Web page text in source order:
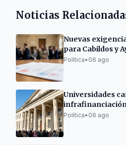
Noticias
Nuevas
para Cabildos y
canarios
Política• 06 ago
Universidades
Política• 06 ago